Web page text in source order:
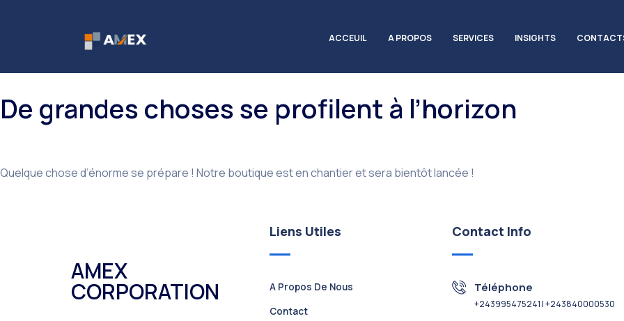
ACCEUIL A PROPOS SERVICES INSIGHTS
De grandes choses se profilent à l’horizon
Quelque chose d’énorme se prépare ! Notre boutique est en chantier et sera bientôt lancée !
AMEX
CORPORATION
Liens Utiles
A Propos De Nous
Contact
Contact Info
Téléphone
+243995475241 | +243840000530